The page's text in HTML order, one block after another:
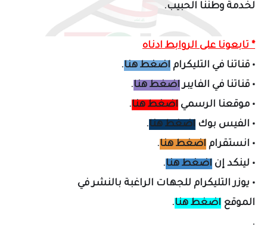
لخدمة وطننا الحبيب.
* تابعونا على الروابط ادناه
• قناتنا في التليكرام اضغط هنا.
• قناتنا في الفايبراضغط هنا.
• موقعنا الرسمي اضغط هنا.
• الفيس بوك اضغط هنا.
• انستقرام اضغط هنا.
• لينكد إن اضغط هنا.
• يوزر التليكرام للجهات الراغبة بالنشر في
الموقع اضغط هنا.
.